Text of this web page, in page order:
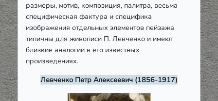
размеры, мотив, композиция, палитра, весьма
специфическая фактура и специфика
изображения отдельных элементов пейзажа
типичны для живописи П. Левченко и имеют
близкие аналогии в его известных
произведениях.
Левченко Петр Алексеевич (1856-1917)